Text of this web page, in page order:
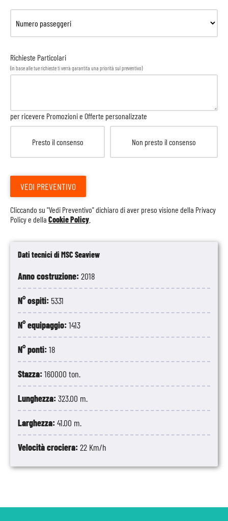
Dati tecnici di MSC Seaview
Anno costruzione:2018
N° ospiti: 5331
N° equipaggio:1413
N° ponti:18
Stazza:160000 ton.
Lunghezza:323.00 m.
Larghezza:41.00 m.
Velocità crociera:22 Km/h
Richieste Particolari
(in base alle tue richieste ti verrà garantita una priorità sul preventivo)
per ricevere Promozioni e Offerte personalizzate
Presto il consenso Non presto il consenso
VEDI PREVENTIVO
Cliccando su "Vedi Preventivo" dichiaro di aver preso visione della Privacy
Policye della Cookie Policy